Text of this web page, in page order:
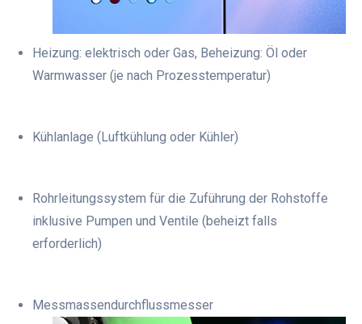
Heizung: elektrisch oder Gas, Beheizung: Öl oder
Warmwasser (je nach Prozesstemperatur)
Kühlanlage (Luftkühlung oder Kühler)
Rohrleitungssystem für die Zuführung der Rohstoffe
inklusive Pumpen und Ventile (beheizt falls
erforderlich)
Messmassendurchflussmesser